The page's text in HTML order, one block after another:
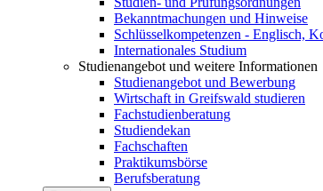
Bekanntmachungen und Hinweise
Schlüsselkompetenzen - Englisch,
Internationales Studium
Studienangebot und weitere Informationen
Studienangebot und Bewerbung
Wirtschaft in Greifswald studieren
Fachstudienberatung
Studiendekan
Fachschaften
Praktikumsbörse
Berufsberatung